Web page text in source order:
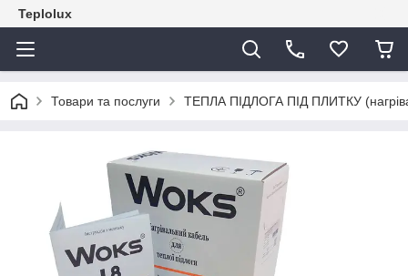
Teplolux
Товари та послуги ТЕПЛА ПІДЛОГА ПІД ПЛИТКУ